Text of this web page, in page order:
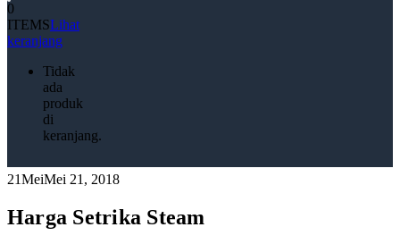
0
ITEMSLihat
keranjang
Tidak
ada
produk
di
keranjang.
21MeiMei 21, 2018
Harga Setrika Steam